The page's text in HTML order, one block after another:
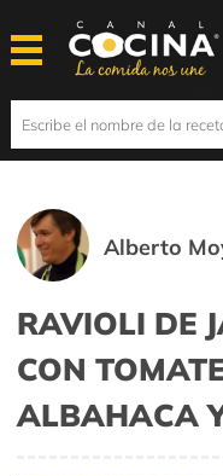
Alberto
RAVIOLI DE
CON
ALBAHACA